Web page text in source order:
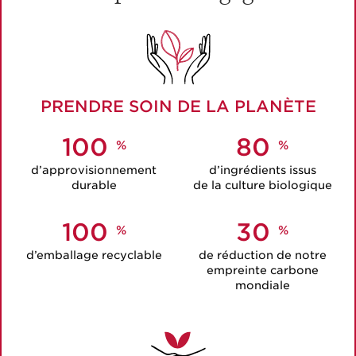
PRENDRE SOIN DE LA PLANÈTE
100 %
d’approvisionnement
durable
80 %
d’ingrédients issus
de la culture biologique
100 %
d’emballage recyclable
30 %
de réduction de notre
empreinte carbone
mondiale